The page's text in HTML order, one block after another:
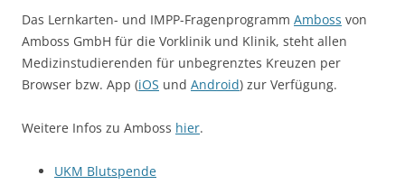
Das Lernkarten- und IMPP-Fragenprogramm Amboss von
Amboss GmbH für die Vorklinik und Klinik, steht allen
Medizinstudierenden für unbegrenztes Kreuzen per
Browser bzw. App (iOS und Android) zur Verfügung.
Weitere Infos zu Amboss hier.
UKM Blutspende